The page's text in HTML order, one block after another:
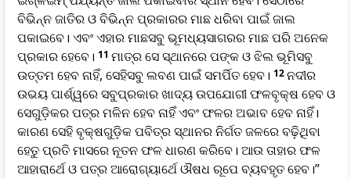
ବିଭିନ୍ନ ଜାତିର ଓ ବିଭିନ୍ନ ପ୍ରକାରର ମାଛ ଧରିବା ପାଇଁ ଜାଲ
ପକାଇବେ। ଏବଂ ଏହାର ମାଛସବୁ ଭୂମଧ୍ୟସାଗରର ମାଛ ପରି ଅନେକ
ପ୍ରକାର ହେବେ। 11 ମାତ୍ର ସେ ସ୍ଥାନରେ ପଙ୍କ ଓ ଝିଲ ଭୂମିସବୁ
ଉତ୍ତମ ହେବ ନାହିଁ, ସେହିସବୁ ଲବଣ ପାଇଁ ସମର୍ପିତ ହେବ। 12ନଦୀର
ଉଭୟ ପାର୍ଶ୍ୱରେ ସବୁପ୍ରକାର ଖାଦ୍ୟ ଉପଯୋଗୀ ଫଳବୃକ୍ଷ ହେବ ଓ
ସେଗୁଡ଼ିକର ପତ୍ର ମଳିନ ହେବ ନାହିଁ ଏବଂ ଫଳର ଅଭାବ ହେବ ନାହିଁ।
କାରଣ ସେହି ବୃକ୍ଷଗୁଡ଼ିକ ପବିତ୍ର ସ୍ଥାନର ନିର୍ଗତ ଜଳରେ ବଢ଼ିଥିବା
ହେତୁ ପ୍ରତି ମାସରେ ନୂତନ ଫଳ ଧାରଣ କରିବେ। ଆଉ ତାହାର ଫଳ
ଆହାରାର୍ଥେ ଓ ପତ୍ର ଆରୋଗ୍ୟାର୍ଥେ ଔଷଧ ରୂପେ ବ୍ୟବହୃତ ହେବ।”